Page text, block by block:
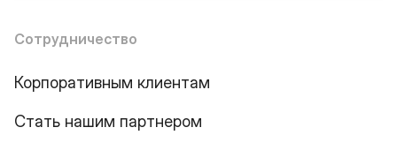
Сотрудничество
Корпоративным клиентам
Стать нашим партнером